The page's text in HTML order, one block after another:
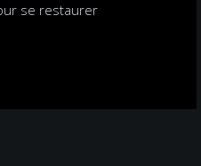
se restaurer